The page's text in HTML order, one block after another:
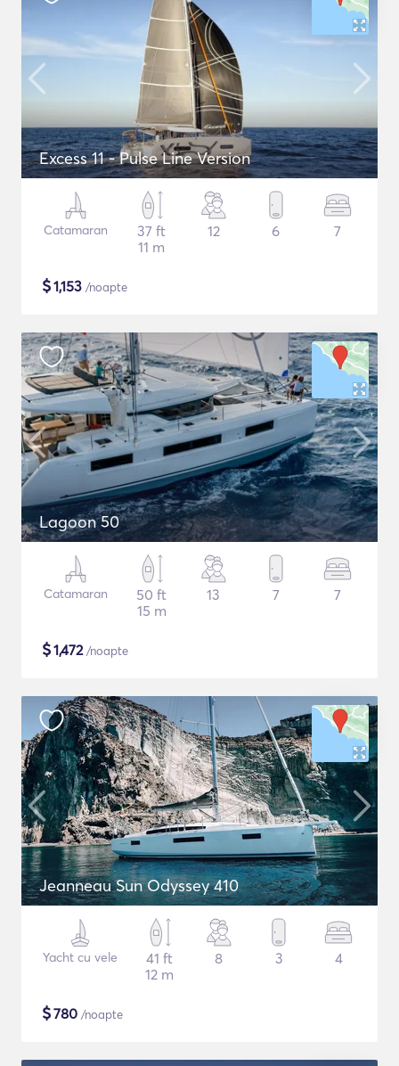
Excess 11 - Pulse Line Version
Catamaran
37 ft
11 m
12 6 7
$1,153 /noapte
Lagoon 50
Catamaran
50 ft
15 m
13 7 7
$1,472/noapte
Jeanneau Sun Odyssey 410
Yacht cu vele
41 ft
12 m
8 3 4
$780 /noapte